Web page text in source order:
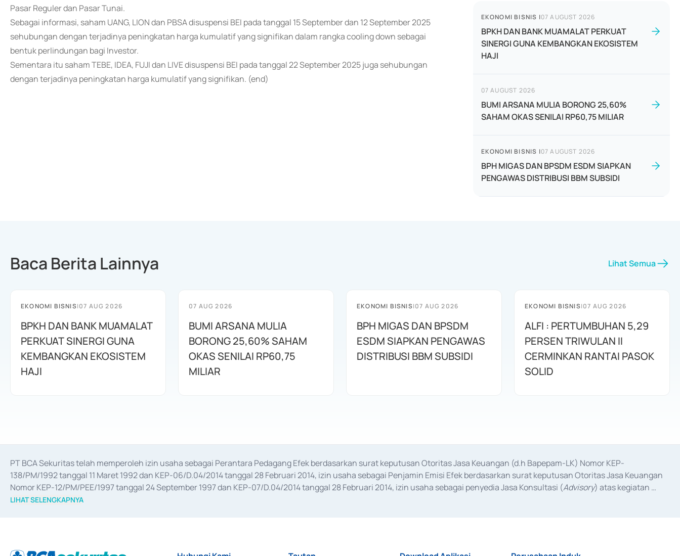
Pasar Reguler dan Pasar Tunai.
Sebagai informasi, saham UANG, LION dan PBSA disuspensi BEI pada tanggal 15 September dan 12 September 2025
sehubungan dengan terjadinya peningkatan harga kumulatif yang signifikan dalam rangka cooling down sebagai
bentuk perlindungan bagi Investor.
Sementara itu saham TEBE, IDEA, FUJI dan LIVE disuspensi BEI pada tanggal 22 September 2025 juga sehubungan
dengan terjadinya peningkatan harga kumulatif yang signifikan. (end)
EKONOMI BISNIS |07 AUGUST 2026
BPKH DAN BANK MUAMALAT PERKUAT
SINERGI GUNA KEMBANGKAN EKOSISTEM
HAJI
07 AUGUST 2026
BUMI ARSANA MULIA BORONG 25,60%
SAHAM OKAS SENILAI RP60,75 MILIAR
EKONOMI BISNIS |07 AUGUST 2026
BPH MIGAS DAN BPSDM ESDM SIAPKAN
PENGAWAS DISTRIBUSI BBM SUBSIDI
Baca Berita Lainnya Lihat Semua
EKONOMI BISNIS|07 AUG 2026
BPKH DAN BANK MUAMALAT
PERKUAT SINERGI GUNA
KEMBANGKAN EKOSISTEM
HAJI
07 AUG 2026
BUMI ARSANA MULIA
BORONG 25,60% SAHAM
OKAS SENILAI RP60,75
MILIAR
EKONOMI BISNIS|07 AUG 2026
BPH MIGAS DAN BPSDM
ESDM SIAPKAN PENGAWAS
DISTRIBUSI BBM SUBSIDI
EKONOMI BISNIS|07 AUG 2026
ALFI : PERTUMBUHAN 5,29
PERSEN TRIWULAN II
CERMINKAN RANTAI PASOK
SOLID
PT BCA Sekuritas telah memperoleh izin usaha sebagai Perantara Pedagang Efek berdasarkan surat keputusan Otoritas Jasa Keuangan (d.h Bapepam-LK) Nomor KEP-
138/PM/1992 tanggal 11 Maret 1992 dan KEP-06/D.04/2014 tanggal 28 Februari 2014, izin usaha sebagai Penjamin Emisi Efek berdasarkan surat keputusan Otoritas Jasa Keuangan
Nomor KEP-12/PM/PEE/1997 tanggal 24 September 1997 dan KEP-07/D.04/2014 tanggal 28 Februari 2014, izin usaha sebagai penyedia Jasa Konsultasi (Advisory) atas kegiatan
merger, akuisisi, divestasi, dan
LIHAT SELENGKAPNYA